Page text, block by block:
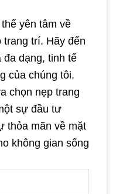
yên tâm về
trí. Hãy đến
đa dạng, tinh tế
của chúng tôi.
chọn nẹp trang
sự đầu tư
thỏa mãn về mặt
không gian sống